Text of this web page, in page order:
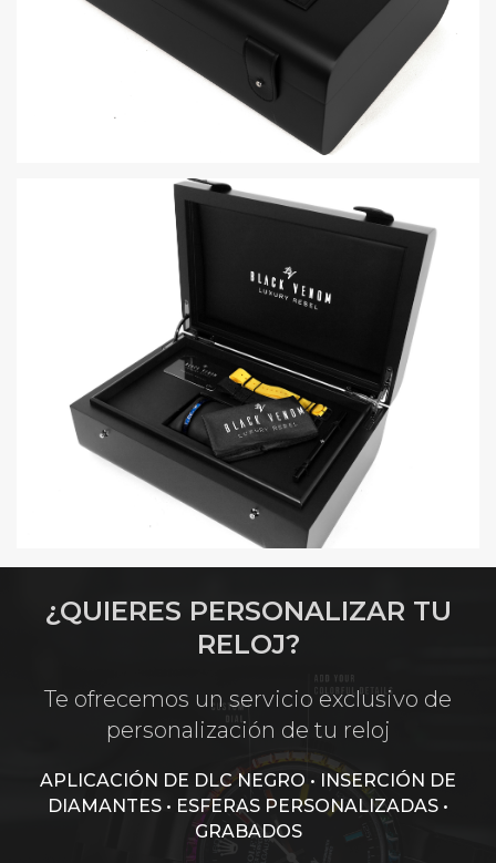
¿QUIERES PERSONALIZAR TU
RELOJ?
Te ofrecemos un servicio exclusivo de
personalización de tu reloj
APLICACIÓN DE DLC NEGRO • INSERCIÓN DE
DIAMANTES • ESFERAS PERSONALIZADAS •
GRABADOS